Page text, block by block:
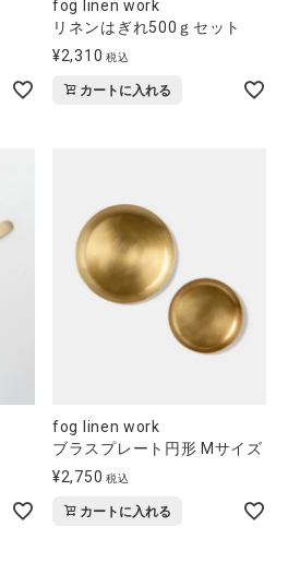
fog linen work
リネンはぎれ500ｇセット
¥2,310 税込
カートに入れる
fog linen work
ブラスプレート円形 Mサイズ
¥2,750 税込
カートに入れる